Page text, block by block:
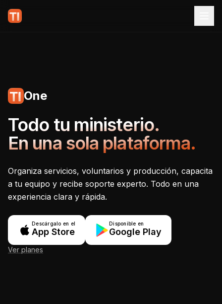
One
Tecnoiglesia One -
Todo tu ministerio.
En una sola plataforma.
Organiza servicios, voluntarios y producción, capacita
a tu equipo y recibe soporte experto. Todo en una
experiencia clara y rápida.
Descárgalo en el
App Store
Disponible en
Google Play
Ver planes